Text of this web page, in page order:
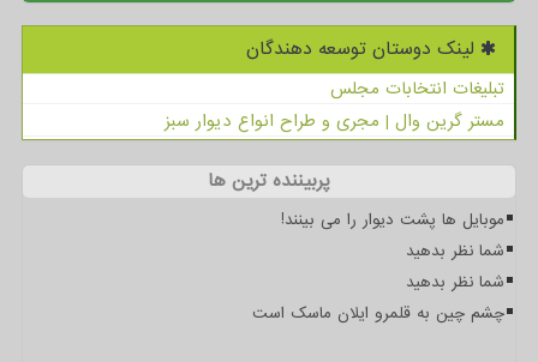
لینک دوستان توسعه دهندگان
تبلیغات انتخابات مجلس
مستر گرین وال | مجری و طراح انواع دیوار سبز
پربیننده ترین ها
موبایل ها پشت دیوار را می بینند!
شما نظر بدهید
شما نظر بدهید
چشم چین به قلمرو ایلان ماسک است